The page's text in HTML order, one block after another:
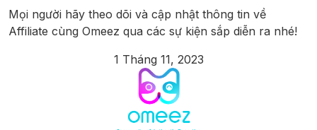
Mọi người hãy theo dõi và cập nhật thông tin về
Affiliate cùng Omeez qua các sự kiện sắp diễn ra nhé!
1 Tháng 11, 2023